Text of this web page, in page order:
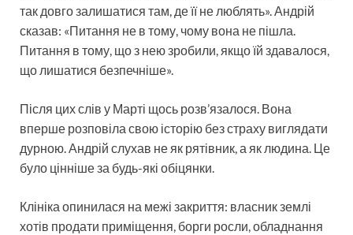
так довго залишатися там, де її не люблять». Андрій
сказав: «Питання не в тому, чому вона не пішла.
Питання в тому, що з нею зробили, якщо їй здавалося,
що лишатися безпечніше».
Після цих слів у Марті щось розв’язалося. Вона
вперше розповіла свою історію без страху виглядати
дурною. Андрій слухав не як рятівник, а як людина. Це
було цінніше за будь-які обіцянки.
Клініка опинилася на межі закриття: власник землі
хотів продати приміщення, борги росли, обладнання